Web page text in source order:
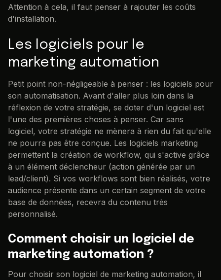
Attention à cela, il faut penser à rajouter les coûts
d'installation.
Les logiciels pour le
marketing automation
Petit point non-négligeable à penser : les logiciels pour
son automatisation. Avant d'aller plus loin dans la
réflexion de votre stratégie, se doter d'un logiciel est
l'une des premières choses à penser. Car sans
logiciel, votre stratégie ne mènera à rien du fait qu'elle
ne pourra pas être conçue. Les logiciels marketing
permettent la création de workflow, qui s'active grâce
à un élément déclencheur (action générée par un
lead/client). Si vos workflows sont bien réalisés, votre
audience présente dans un certain segment de votre
base de données, recevra du contenu très
personnalisé.
Comment choisir un logiciel de
marketing automation ?
Pour choisir son logiciel de marketing automation, il